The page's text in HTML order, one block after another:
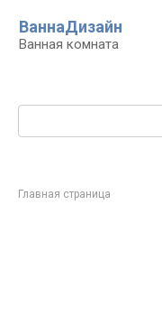
контенту
ВаннаДизайн
Ванная комната
Поиск:
Главная страница